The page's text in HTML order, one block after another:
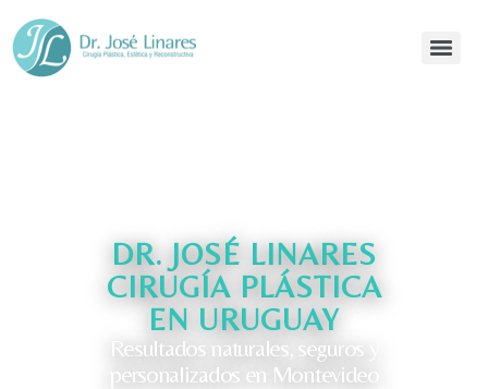
DR. JOSÉ LINARES
CIRUGÍA PLÁSTICA
EN URUGUAY
Resultados naturales, seguros y
personalizados en Montevideo